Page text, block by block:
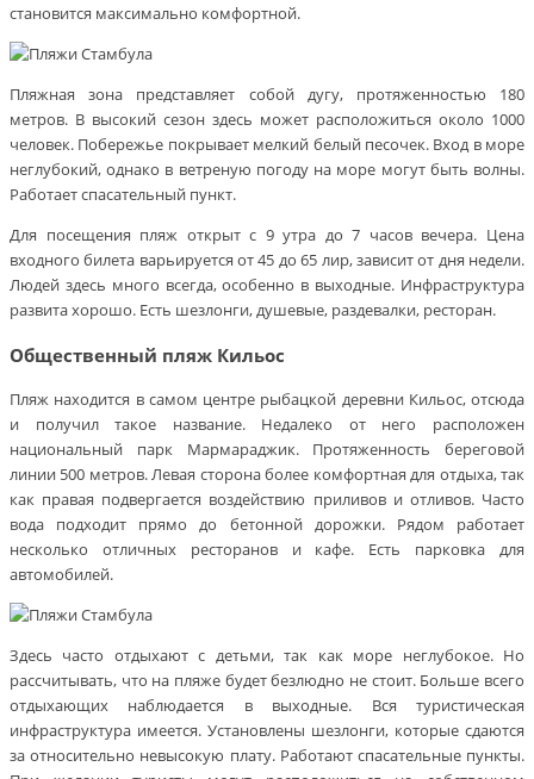
становится максимально комфортной.
Пляжная зона представляет собой дугу, протяженностью 180
метров. В высокий сезон здесь может расположиться около 1000
человек. Побережье покрывает мелкий белый песочек. Вход в море
неглубокий, однако в ветреную погоду на море могут быть волны.
Работает спасательный пункт.
Для посещения пляж открыт с 9 утра до 7 часов вечера. Цена
входного билета варьируется от 45 до 65 лир, зависит от дня недели.
Людей здесь много всегда, особенно в выходные. Инфраструктура
развита хорошо. Есть шезлонги, душевые, раздевалки, ресторан.
Общественный пляж Кильос
Пляж находится в самом центре рыбацкой деревни Кильос, отсюда
и получил такое название. Недалеко от него расположен
национальный парк Мармараджик. Протяженность береговой
линии 500 метров. Левая сторона более комфортная для отдыха, так
как правая подвергается воздействию приливов и отливов. Часто
вода подходит прямо до бетонной дорожки. Рядом работает
несколько отличных ресторанов и кафе. Есть парковка для
автомобилей.
Здесь часто отдыхают с детьми, так как море неглубокое. Но
рассчитывать, что на пляже будет безлюдно не стоит. Больше всего
отдыхающих наблюдается в выходные. Вся туристическая
инфраструктура имеется. Установлены шезлонги, которые сдаются
за относительно невысокую плату. Работают спасательные пункты.